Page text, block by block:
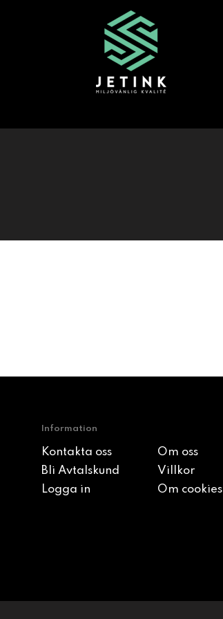
Information
Kontakta oss
Om oss
Bli Avtalskund
Villkor
Logga in
Om cookies